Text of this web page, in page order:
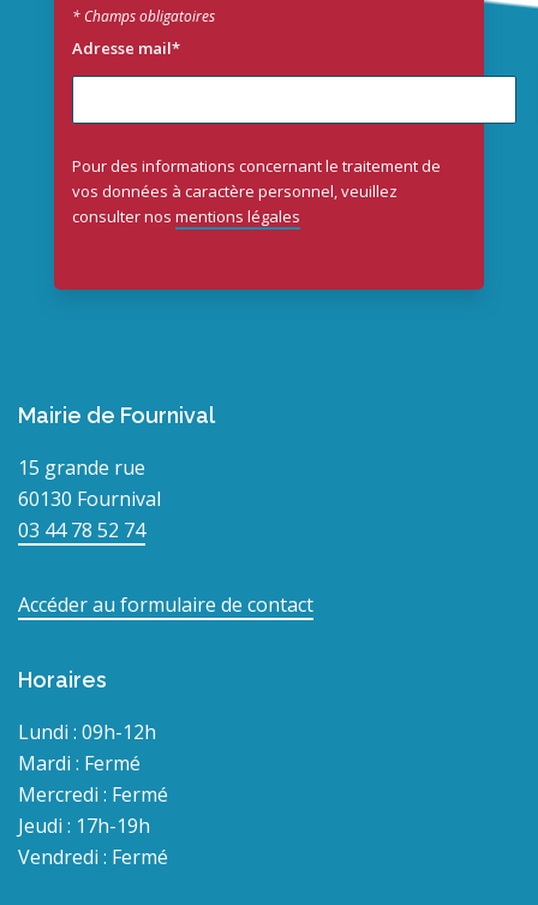
* Champs obligatoires
Adresse mail*
Pour des informations concernant le traitement de
vos données à caractère personnel, veuillez
consulter nos mentions légales
Mairie de Fournival
15 grande rue
60130 Fournival
03 44 78 52 74
Accéder au formulaire de contact
Horaires
Lundi : 09h-12h
Mardi : Fermé
Mercredi : Fermé
Jeudi : 17h-19h
Vendredi : Fermé